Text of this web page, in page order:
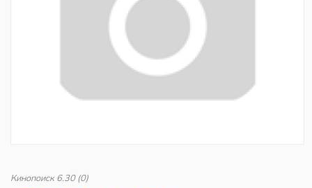
Кинопоиск 6.30(0)